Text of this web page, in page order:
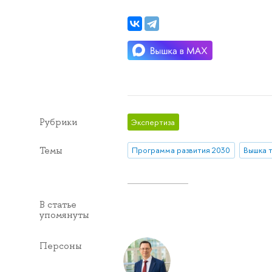
Рубрики Экспертиза
Темы Программа развития 2030 Вышка
В статье
упомянуты
Персоны